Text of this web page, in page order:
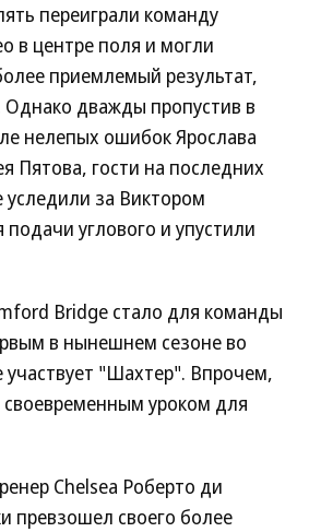
переиграли команду
в центре поля и могли
приемлемый результат,
дважды пропустив в
нелепых ошибок Ярослава
Пятова, гости на последних
уследили за Виктором
углового и упустили
Bridge стало для команды
в нынешнем сезоне во
участвует "Шахтер". Впрочем,
уроком для
Chelsea Роберто ди
превзошел своего более